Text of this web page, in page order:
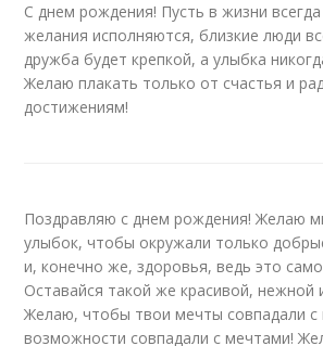
С днем рождения! Пусть в жизни
желания исполняются, близкие люди
дружба будет крепкой, а улыбка
Желаю плакать только от счастья и
достижениям!
Поздравляю с днем рождения! Желаю
улыбок, чтобы окружали только
и, конечно же, здоровья, ведь это
Оставайся такой же красивой, нежной
Желаю, чтобы твои мечты совпадали
возможности совпадали с мечтами!